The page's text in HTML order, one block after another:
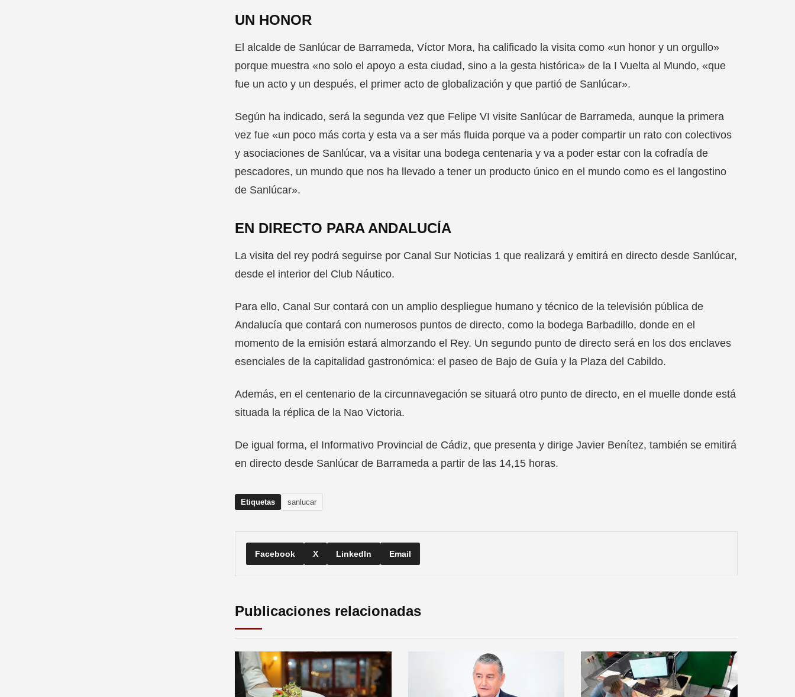
UN HONOR
El alcalde de Sanlúcar de Barrameda, Víctor Mora, ha calificado la visita como «un honor y un orgullo»
porque muestra «no solo el apoyo a esta ciudad, sino a la gesta histórica» de la I Vuelta al Mundo, «que
fue un acto y un después, el primer acto de globalización y que partió de Sanlúcar».
Según ha indicado, será la segunda vez que Felipe VI visite Sanlúcar de Barrameda, aunque la primera
vez fue «un poco más corta y esta va a ser más fluida porque va a poder compartir un rato con colectivos
y asociaciones de Sanlúcar, va a visitar una bodega centenaria y va a poder estar con la cofradía de
pescadores, un mundo que nos ha llevado a tener un producto único en el mundo como es el langostino
de Sanlúcar».
EN DIRECTO PARA ANDALUCÍA
La visita del rey podrá seguirse por Canal Sur Noticias 1 que realizará y emitirá en directo desde Sanlúcar,
desde el interior del Club Náutico.
Para ello, Canal Sur contará con un amplio despliegue humano y técnico de la televisión pública de
Andalucía que contará con numerosos puntos de directo, como la bodega Barbadillo, donde en el
momento de la emisión estará almorzando el Rey. Un segundo punto de directo será en los dos enclaves
esenciales de la capitalidad gastronómica: el paseo de Bajo de Guía y la Plaza del Cabildo.
Además, en el centenario de la circunnavegación se situará otro punto de directo, en el muelle donde está
situada la réplica de la Nao Victoria.
De igual forma, el Informativo Provincial de Cádiz, que presenta y dirige Javier Benítez, también se emitirá
en directo desde Sanlúcar de Barrameda a partir de las 14,15 horas.
Etiquetas sanlucar
Facebook X LinkedIn Email
Publicaciones relacionadas